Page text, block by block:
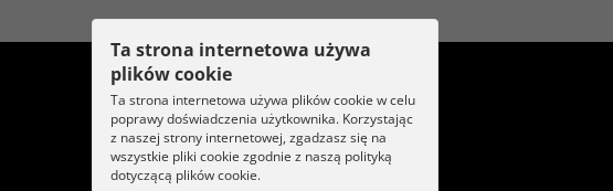
Ta strona internetowa używa
plików cookie
Ta strona internetowa używa plików cookie w celu
poprawy doświadczenia użytkownika. Korzystając
z naszej strony internetowej, zgadzasz się na
wszystkie pliki cookie zgodnie z naszą polityką
dotyczącą plików cookie.